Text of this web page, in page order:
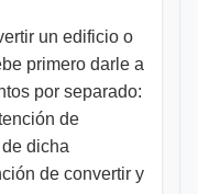
un edificio o
primero darle a
por separado:
de
dicha
de convertir y